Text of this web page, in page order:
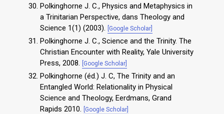
Polkinghorne J. C., Physics and Metaphysics in
a Trinitarian Perspective, dans Theology and
Science 1(1) (2003).
[Google Scholar]
Polkinghorne J. C., Science and the Trinity. The
Christian Encounter with Reality, Yale University
Press, 2008.
[Google Scholar]
Polkinghorne (éd.) J. C, The Trinity and an
Entangled World: Relationality in Physical
Science and Theology, Eerdmans, Grand
Rapids 2010.
[Google Scholar]